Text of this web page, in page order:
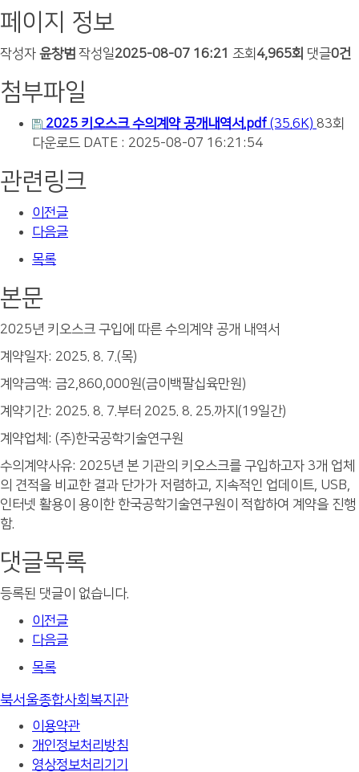
페이지 정보
작성자 윤창범 작성일2025-08-07 16:21 조회 4,965회 댓글0건
첨부파일
2025 키오스크 수의계약 공개내역서.pdf (35.6K) 83회
다운로드 DATE : 2025-08-07 16:21:54
관련링크
이전글
다음글
목록
본문
2025년 키오스크 구입에 따른 수의계약 공개 내역서
계약일자: 2025. 8. 7.(목)
계약금액: 금2,860,000원(금이백팔십육만원)
계약기간: 2025. 8. 7.부터 2025. 8. 25.까지(19일간)
계약업체: (주)한국공학기술연구원
수의계약사유: 2025년 본 기관의 키오스크를 구입하고자 3개 업체
의 견적을 비교한 결과 단가가 저렴하고, 지속적인 업데이트, USB,
인터넷 활용이 용이한 한국공학기술연구원이 적합하여 계약을 진행
함.
댓글목록
등록된 댓글이 없습니다.
이전글
다음글
목록
북서울종합사회복지관
이용약관
개인정보처리방침
영상정보처리기기